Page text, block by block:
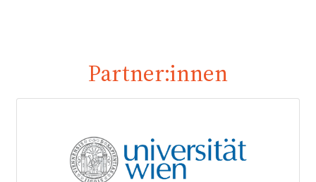
Partner:innen